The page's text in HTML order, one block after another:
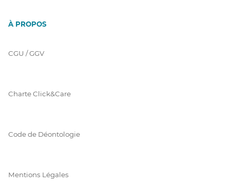
À PROPOS
CGU / GGV
Charte Click&Care
Code de Déontologie
Mentions Légales